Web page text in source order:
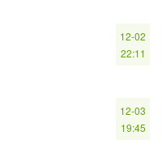
12-02
22:11
12-03
19:45